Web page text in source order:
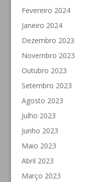
Fevereiro 2024
Janeiro 2024
Dezembro 2023
Novembro 2023
Outubro 2023
Setembro 2023
Agosto 2023
Julho 2023
Junho 2023
Maio 2023
Abril 2023
Março 2023